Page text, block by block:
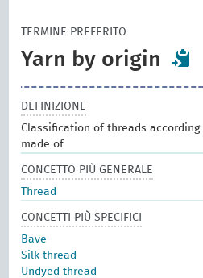
TERMINE PREFERITO
Yarn by origin
DEFINIZIONE
Classification of threads
made of
CONCETTO PIÙ GENERALE
Thread
CONCETTI PIÙ SPECIFICI
Bave
Silk thread
Undyed thread